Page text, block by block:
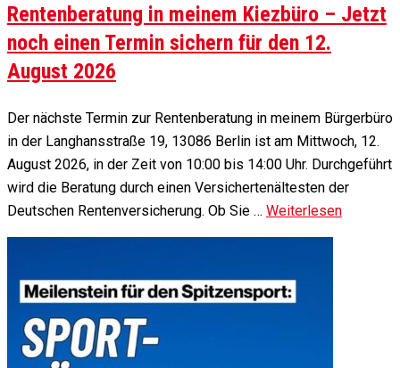
Rentenberatung in meinem Kiezbüro – Jetzt
noch einen Termin sichern für den 12.
August 2026
Der nächste Termin zur Rentenberatung in meinem Bürgerbüro
in der Langhansstraße 19, 13086 Berlin ist am Mittwoch, 12.
August 2026, in der Zeit von 10:00 bis 14:00 Uhr. Durchgeführt
wird die Beratung durch einen Versichertenältesten der
Deutschen Rentenversicherung. Ob Sie … Weiterlesen